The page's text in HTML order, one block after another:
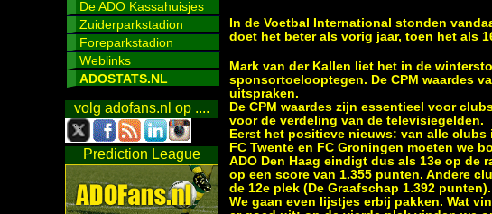
De ADO Kassahuisjes
Zuiderparkstadion
Foreparkstadion
Weblinks
ADOSTATS.NL
volg adofans.nl op ....
Prediction League
In de Voetbal International stonden
doet het beter als vorig jaar, toen het als
Mark van der Kallen liet het in de
sponsortoelooptegen. De CPM waardes
uitspraken.
De CPM waardes zijn essentieel voor
voor de verdeling van de televisiegelden.
Eerst het positieve nieuws: van alle clubs
FC Twente en FC Groningen moeten we
ADO Den Haag eindigt dus als 13e op de
op een score van 1.355 punten. Andere
de 12e plek (De Graafschap 1.392
We gaan even lijstjes erbij pakken. Wat